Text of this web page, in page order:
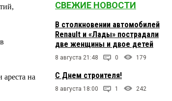
на
СВЕЖИЕ НОВОСТИ
В столкновении автомобилей
Renault и «Лады» пострадали
две женщины и двое детей
8 августа 21:48 0 179
С Днем строителя!
8 августа 18:00 1 242